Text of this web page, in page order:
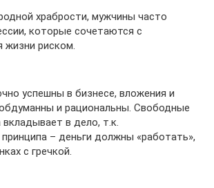
храбрости, мужчины часто
которые сочетаются с
риском.
успешны в бизнесе, вложения и
и рациональны. Свободные
вкладывает в дело, т.к.
– деньги должны «работать»,
с гречкой.